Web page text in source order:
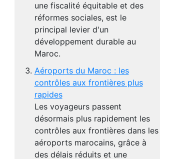
une fiscalité équitable et des
réformes sociales, est le
principal levier d'un
développement durable au
Maroc.
Aéroports du Maroc : les
contrôles aux frontières plus
rapides
Les voyageurs passent
désormais plus rapidement les
contrôles aux frontières dans les
aéroports marocains, grâce à
des délais réduits et une